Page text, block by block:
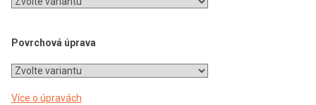
Povrchová úprava
Více o úpravách